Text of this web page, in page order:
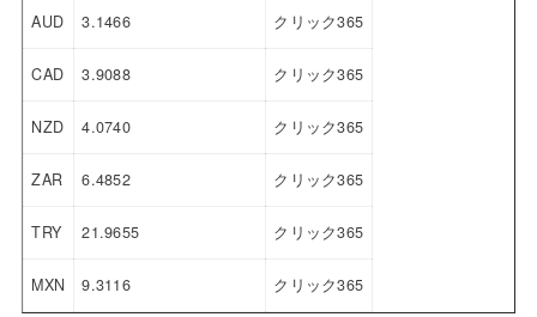
AUD 3.1466 クリック365
CAD 3.9088 クリック365
NZD 4.0740 クリック365
ZAR 6.4852 クリック365
TRY 21.9655 クリック365
MXN 9.3116 クリック365